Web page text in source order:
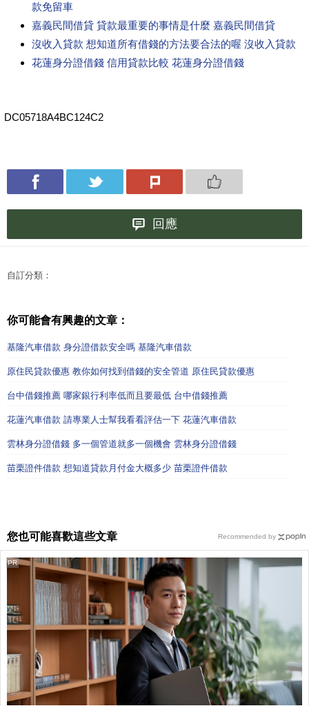
款免留車
嘉義民間借貸 貸款最重要的事情是什麼 嘉義民間借貸
沒收入貸款 想知道所有借錢的方法要合法的喔 沒收入貸款
花蓮身分證借錢 信用貸款比較 花蓮身分證借錢
DC05718A4BC124C2
回應
自訂分類：
你可能會有興趣的文章：
基隆汽車借款 身分證借款安全嗎 基隆汽車借款
原住民貸款優惠 教你如何找到借錢的安全管道 原住民貸款優惠
台中借錢推薦 哪家銀行利率低而且要最低 台中借錢推薦
花蓮汽車借款 請專業人士幫我看看評估一下 花蓮汽車借款
雲林身分證借錢 多一個管道就多一個機會 雲林身分證借錢
苗栗證件借款 想知道貸款月付金大概多少 苗栗證件借款
您也可能喜歡這些文章
PR
Recommended by